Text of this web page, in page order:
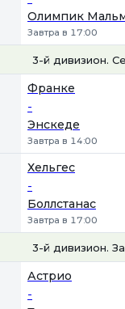
Олимпик
Завтра в 17:00
3-й дивизион.
Франке
-
Энскеде
Завтра в 14:00
Хельгес
-
Боллстанас
Завтра в 17:00
3-й дивизион.
Астрио
-